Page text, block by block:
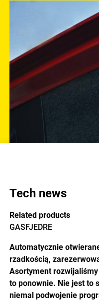
Tech news
Related products
GASFJEDRE
Automatycznie
rzadkością,
Asortyment
to ponownie. Nie jest to
niemal podwojenie